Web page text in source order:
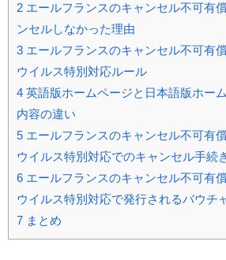
2 エールフランスのキャンセル不可有
ンセルしなかった理由
3 エールフランスのキャンセル不可有
ウイルス特別対応ルール
4 英語版ホームページと日本語版ホー
内容の違い
5 エールフランスのキャンセル不可有
ウイルス特別対応でのキャンセル手続
6 エールフランスのキャンセル不可有
ウイルス特別対応で発行されるバウチ
7 まとめ